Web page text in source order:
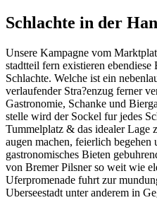
Schlachte in der
Unsere Kampagne vom
stadtteil fern existieren
Schlachte. Welche ist ein
verlaufender Stra?enzug ferner
Gastronomie, Schanke und
stelle wird der Sockel fur jedes
Tummelplatz & das idealer Lage
augen machen, feierlich begehen
gastronomisches Bieten
von Bremer Pilsner so weit wie
Uferpromenade fuhrt zur
Uberseestadt unter anderem in